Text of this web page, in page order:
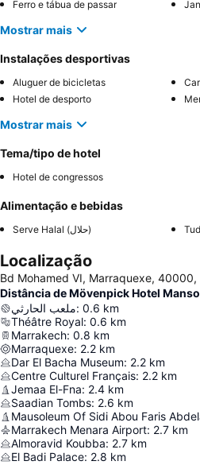
Ferro e tábua de passar
Mostrar mais
Instalações desportivas
Aluguer de bicicletas
Hotel de desporto
Mostrar mais
Tema/tipo de hotel
Hotel de congressos
Alimentação e bebidas
Serve Halal (حلال)
Localização
Bd Mohamed VI, Marraquexe, 40000,
Distância de Mövenpick Hotel
ملعب الحارثي: 0.6 km
Théâtre Royal: 0.6 km
Marrakech: 0.8 km
Marraquexe: 2.2 km
Dar El Bacha Museum: 2.2 km
Centre Culturel Français: 2.2 km
Jemaa El-Fna: 2.4 km
Saadian Tombs: 2.6 km
Mausoleum Of Sidi Abou Faris
Marrakech Menara Airport: 2.7 km
Almoravid Koubba: 2.7 km
El Badi Palace: 2.8 km